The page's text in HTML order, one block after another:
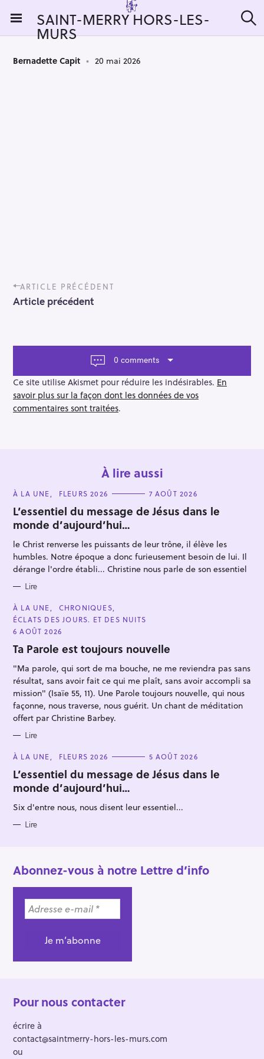
i
SAINT-MERRY HORS-LES-
MURS e
Bernadette Capit 20 mai 2026
P
o
s
a
g
a
t
i
ARTICLE PRÉCÉDENT
Article précédent
0 comments
Ce site utilise Akismet pour réduire les indésirables. En
savoir plus sur la façon dont les données de vos
commentaires sont traitées.
À lire aussi
C
T
E
G
O
R
I
E
S
À LA UNE FLEURS 2026 7 AOÛT 2026
L’essentiel du message de Jésus dans le
monde d’aujourd’hui…
le Christ renverse les puissants de leur trône, il élève les
humbles. Notre époque a donc furieusement besoin de lui. Il
dérange l'ordre établi... Christine nous parle de son essentiel
Lire
C
A
T
E
G
O
R
E
À LA UNE
CHRONIQUES
ÉCLATS DES JOURS. ET DES NUITS
6 AOÛT 2026
Ta Parole est toujours nouvelle
"Ma parole, qui sort de ma bouche, ne me reviendra pas sans
résultat, sans avoir fait ce qui me plaît, sans avoir accompli sa
mission" (Isaïe 55, 11). Une Parole toujours nouvelle, qui nous
façonne, nous traverse, nous guérit. Un chant de méditation
offert par Christine Barbey.
Lire
C
T
E
G
O
R
I
S
À LA UNE FLEURS 2026 5 AOÛT 2026
L’essentiel du message de Jésus dans le
monde d’aujourd’hui…
Six d'entre nous, nous disent leur essentiel...
Lire
Abonnez-vous à notre Lettre d’info
Pour nous contacter
écrire à
contact@saintmerry-hors-les-murs.com
ou
e
c
e
r
c
h
e
r